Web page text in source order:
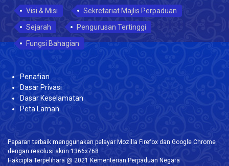
Visi & Misi
Sekretariat Majlis Perpaduan
Sejarah
Pengurusan Tertinggi
Fungsi Bahagian
Penafian
Dasar Privasi
Dasar Keselamatan
Peta Laman
Paparan terbaik menggunakan pelayar Mozilla Firefox dan Google Chrome
dengan resolusi skrin 1366x768.
Hakcipta Terpelihara @ 2021 Kementerian Perpaduan Negara